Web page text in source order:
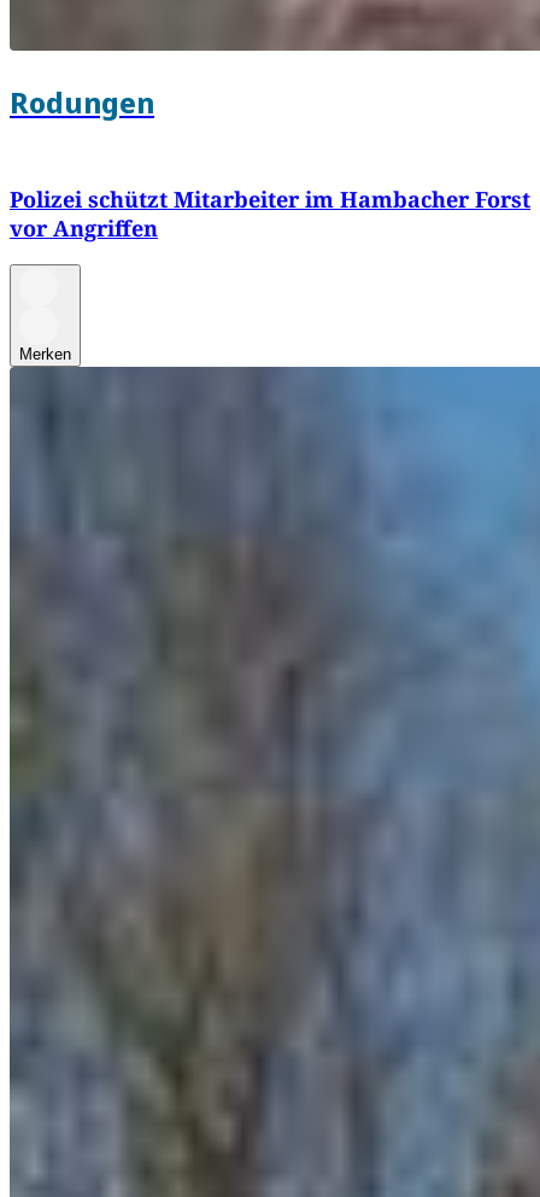
Rodungen
Polizei schützt Mitarbeiter im Hambacher Forst
vor Angriffen
Merken